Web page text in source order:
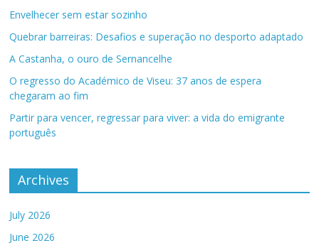
Envelhecer sem estar sozinho
Quebrar barreiras: Desafios e superação no desporto adaptado
A Castanha, o ouro de Sernancelhe
O regresso do Académico de Viseu: 37 anos de espera
chegaram ao fim
Partir para vencer, regressar para viver: a vida do emigrante
português
Archives
July 2026
June 2026